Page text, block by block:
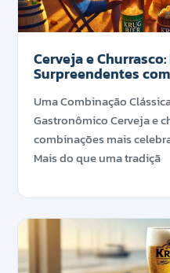
Cerveja e
Surpreendentes
Uma Combinação
Gastronômico Cerveja e
combinações mais
Mais do que uma tradiçã